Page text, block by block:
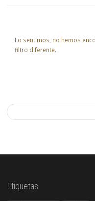
Lo sentimos, no hemos
filtro diferente.
Etiquetas